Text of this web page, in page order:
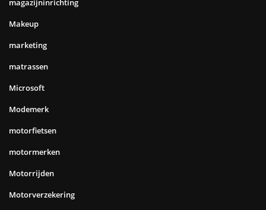
magazijninrichting
Makeup
marketing
matrassen
Microsoft
Modemerk
motorfietsen
motormerken
Motorrijden
Motorverzekering